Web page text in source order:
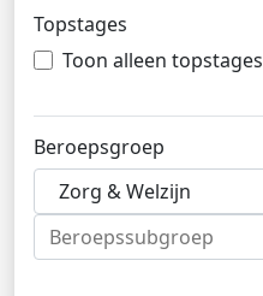
Topstages
Toon alleen topstages
Beroepsgroep
Zorg & Welzijn